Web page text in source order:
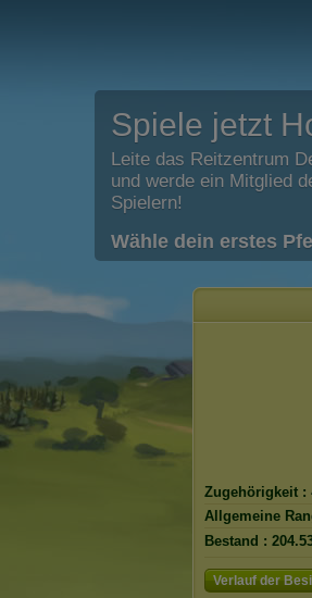
Spiele jetzt
Leite das Reitzentrum
und werde ein Mitglied
Spielern!
Wähle dein erstes
Zugehörigkeit :
Allgemeine
Bestand :
Verlauf der